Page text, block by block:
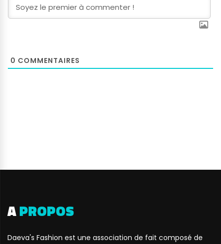
0 COMMENTAIRES
APROPOS
Daeva's Fashion est une association de fait composé de